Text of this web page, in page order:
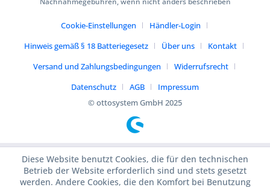
Cookie-Einstellungen
Händler-Login
Hinweis gemäß § 18 Batteriegesetz
Über uns
Kontakt
Versand und Zahlungsbedingungen
Widerrufsrecht
Datenschutz
AGB
Impressum
© ottosystem GmbH 2025
Diese Website benutzt Cookies, die für den technischen
Betrieb der Website erforderlich sind und stets gesetzt
werden. Andere Cookies, die den Komfort bei Benutzung